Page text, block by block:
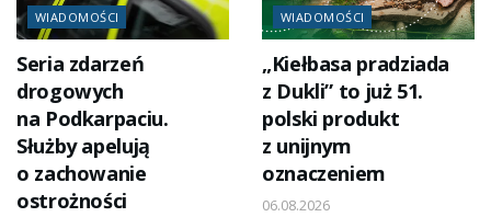
WIADOMOŚCI
Seria zdarzeń
drogowych
na Podkarpaciu.
Służby apelują
o zachowanie
ostrożności
WIADOMOŚCI
„Kiełbasa pradziada
z Dukli” to już 51.
polski produkt
z unijnym
oznaczeniem
06.08.2026